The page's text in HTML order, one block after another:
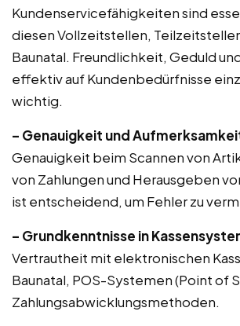
Kundenservicefähigkeiten sind
diesen Vollzeitstellen,
Baunatal. Freundlichkeit, Geduld
effektiv auf Kundenbedürfnisse
wichtig.
– Genauigkeit und
Genauigkeit beim Scannen von
von Zahlungen und Herausgeben
ist entscheidend, um Fehler zu
– Grundkenntnisse in
Vertrautheit mit elektronischen
Baunatal, POS-Systemen (Point of
Zahlungsabwicklungsmethoden.